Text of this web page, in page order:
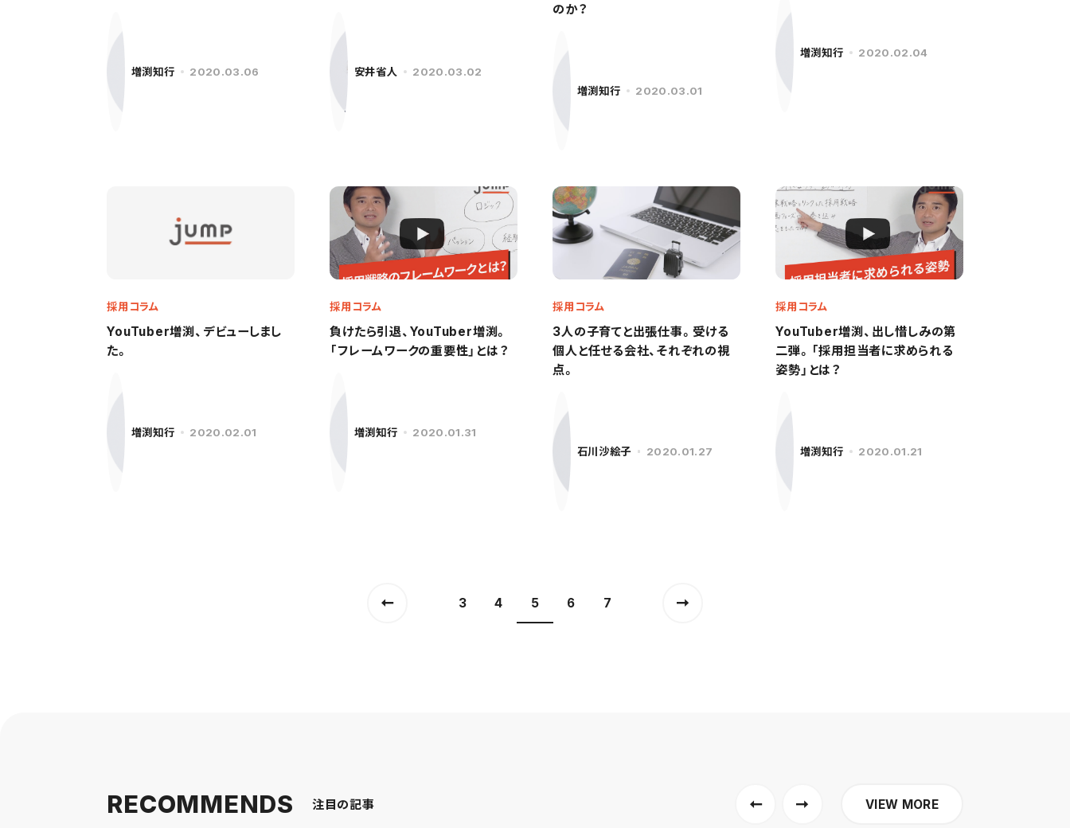
増渕知行 2020.03.06 安井省人 2020.03.02
のか？
増渕知行 2020.03.01
増渕知行 2020.02.04
YouTuber増渕、デビューしまし
た。
採用コラム
増渕知行 2020.02.01
負けたら引退、YouTuber増渕。
「フレームワークの重要性」とは？
採用コラム
増渕知行 2020.01.31
3人の子育てと出張仕事。受ける
個人と任せる会社、それぞれの視
点。
採用コラム
石川沙絵子 2020.01.27
YouTuber増渕、出し惜しみの第
二弾。「採用担当者に求められる
姿勢」とは？
採用コラム
増渕知行 2020.01.21
3 4 5 6 7
RECOMMENDS 注目の記事 VIEW MORE